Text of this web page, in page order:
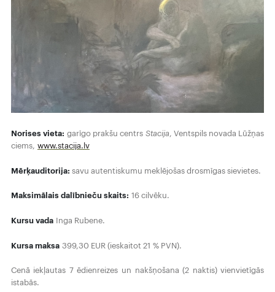
Norises vieta: garīgo prakšu centrs Stacija, Ventspils novada Lūžņas
ciems, www.stacija.lv
Mērķauditorija: savu autentiskumu meklējošas drosmīgas sievietes.
Maksimālais dalībnieču skaits: 16 cilvēku.
Kursu vada Inga Rubene.
Kursa maksa 399,30 EUR (ieskaitot 21 % PVN).
Cenā iekļautas 7 ēdienreizes un nakšņošana (2 naktis) vienvietīgās
istabās.